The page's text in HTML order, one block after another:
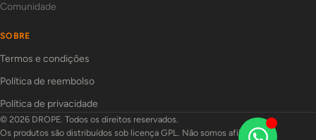
Comunidade
SOBRE
Termos e condições
Política de reembolso
Política de privacidade
© 2026 DROPE. Todos os direitos reservados.
Os produtos são distribuídos sob licença GPL. Não somos afiliados aos